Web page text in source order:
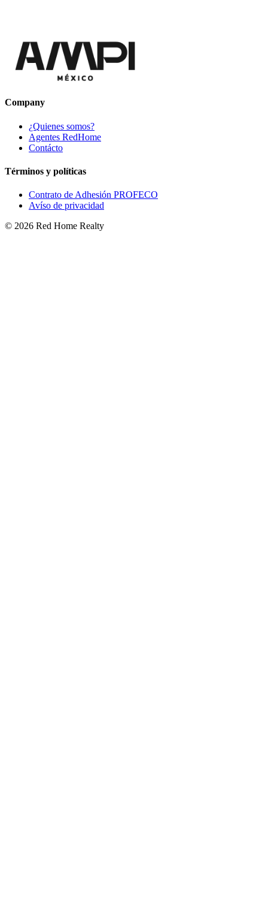
Company
¿Quienes somos?
Agentes RedHome
Contácto
Términos y políticas
Contrato de Adhesión PROFECO
Avíso de privacidad
© 2026 Red Home Realty